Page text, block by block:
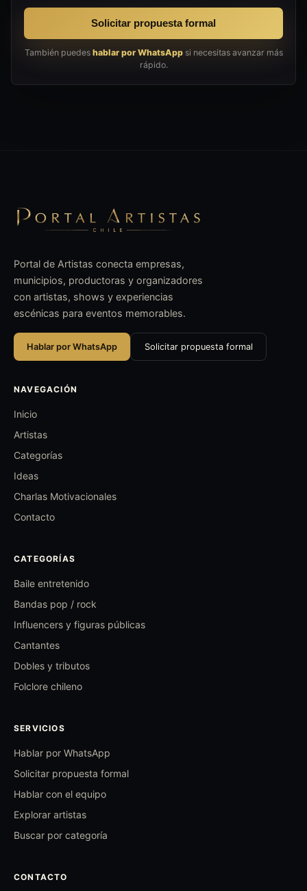
Solicitar propuesta formal
También puedes hablar por WhatsAppsi necesitas avanzar más
rápido.
Portal de Artistas conecta empresas,
municipios, productoras y organizadores
con artistas, shows y experiencias
escénicas para eventos memorables.
Hablar por WhatsApp Solicitar propuesta formal
NAVEGACIÓN
Inicio
Artistas
Categorías
Ideas
Charlas Motivacionales
Contacto
CATEGORÍAS
Baile entretenido
Bandas pop / rock
Influencers y figuras públicas
Cantantes
Dobles y tributos
Folclore chileno
SERVICIOS
Hablar por WhatsApp
Solicitar propuesta formal
Hablar con el equipo
Explorar artistas
Buscar por categoría
CONTACTO